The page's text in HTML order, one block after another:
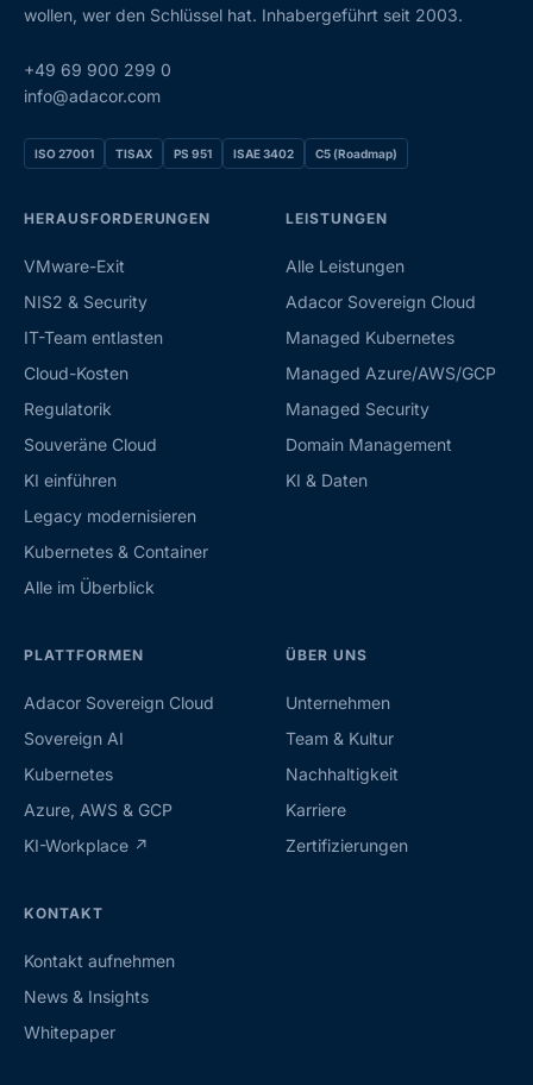
wollen, wer den Schlüssel hat. Inhabergeführt seit 2003.
+49 69 900 299 0
info@adacor.com
ISO 27001 TISAX PS 951 ISAE 3402 C5 (Roadmap)
HERAUSFORDERUNGEN
VMware-Exit
NIS2 & Security
IT-Team entlasten
Cloud-Kosten
Regulatorik
Souveräne Cloud
KI einführen
Legacy modernisieren
Kubernetes & Container
Alle im Überblick
LEISTUNGEN
Alle Leistungen
Adacor Sovereign Cloud
Managed Kubernetes
Managed Azure/AWS/GCP
Managed Security
Domain Management
KI & Daten
PLATTFORMEN
Adacor Sovereign Cloud
Sovereign AI
Kubernetes
Azure, AWS & GCP
KI-Workplace ↗
ÜBER UNS
Unternehmen
Team & Kultur
Nachhaltigkeit
Karriere
Zertifizierungen
KONTAKT
Kontakt aufnehmen
News & Insights
Whitepaper